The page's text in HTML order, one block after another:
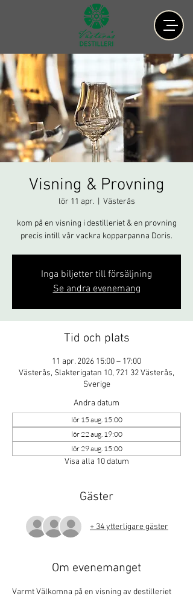
Visning & Provning
lör 11 apr.
  |
Västerås
kom på en visning i destilleriet & en provning
precis intill vår vackra kopparpanna Doris.
Inga biljetter till försäljning
Se andra evenemang
Tid och plats
11 apr. 2026 15:00 – 17:00
Västerås, Slakterigatan 10, 721 32 Västerås,
Sverige
Andra datum
lör 15 aug. 15:00
lör 22 aug. 19:00
lör 29 aug. 15:00
Visa alla 10 datum
Gäster
+ 34 ytterligare gäster
Om evenemanget
Varmt Välkomna på en visning av destilleriet